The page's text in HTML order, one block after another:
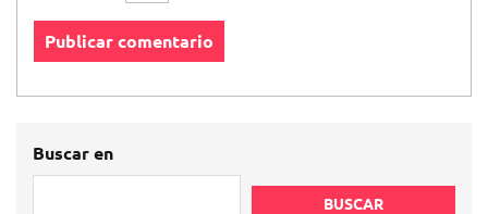
Buscar en
BUSCAR